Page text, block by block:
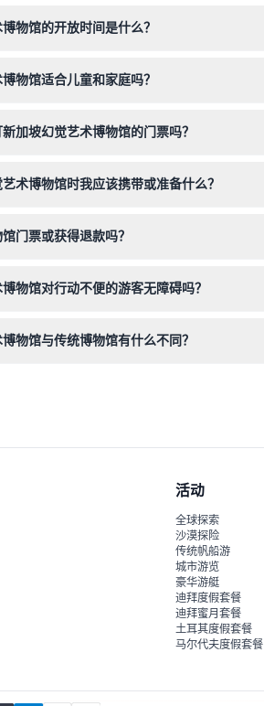
物馆的开放时间是什么？
物馆适合儿童和家庭吗？
加坡幻觉艺术博物馆的门票吗？
术博物馆时我应该携带或准备什么？
门票或获得退款吗？
物馆对行动不便的游客无障碍吗？
物馆与传统博物馆有什么不同？
活动
全球探索
沙漠探险
传统帆船游
城市游览
豪华游艇
迪拜度假套餐
迪拜蜜月套餐
土耳其度假套餐
马尔代夫度假套餐